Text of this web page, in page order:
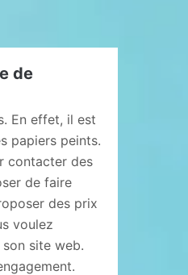
de
En effet, il est
papiers peints.
contacter des
de faire
des prix
voulez
site web.